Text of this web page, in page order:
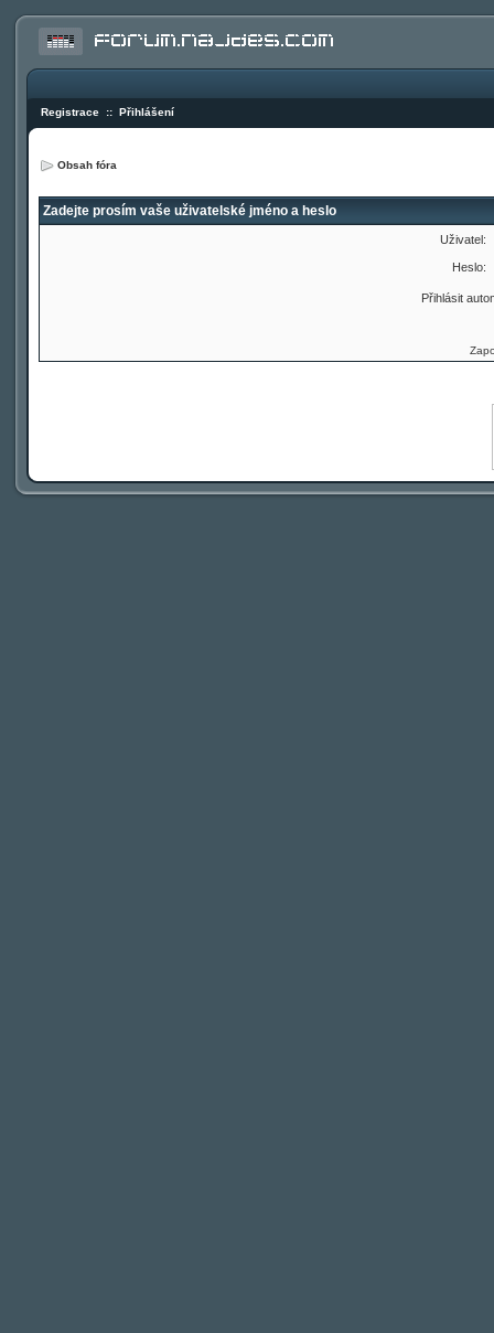
Registrace :: Přihlášení
Obsah fóra
Zadejte prosím vaše uživatelské jméno a heslo
Uživatel:
Heslo:
Přihlásit